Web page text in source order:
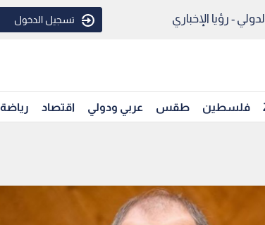
- رؤيا الإخباري تسجيل الدخول
فلسطين طقس عربي ودولي اقتصاد رياضة